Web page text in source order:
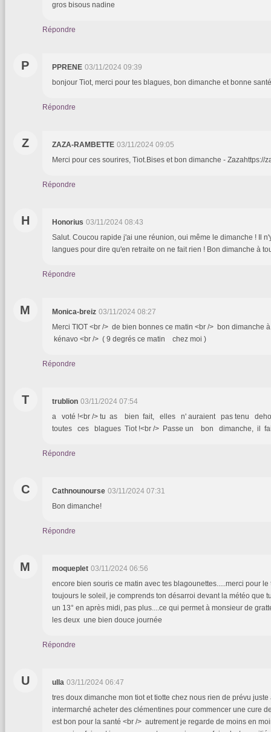
gros bisous nadine
Répondre
P PPRENE 03/11/2024 09:39
bonjour Tiot, merci pour tes blagues, bon dimanche et bonne
Répondre
Z ZAZA-RAMBETTE 03/11/2024 09:05
Merci pour ces sourires, Tiot.Bises et bon dimanche - Zazahttps://
Répondre
H Honorius 03/11/2024 08:43
Salut. Coucou rapide j'ai une réunion, oui même le dimanche ! Il
langues pour dire qu'en retraite on ne fait rien ! Bon dimanche à
Répondre
M Monica-breiz 03/11/2024 08:27
Merci TIOT <br /> de bien bonnes ce matin <br /> bon dimanche
kénavo <br /> ( 9 degrés ce matin chez moi )
Répondre
T trublion 03/11/2024 07:54
a voté !<br /> tu as bien fait, elles n' auraient pas tenu
toutes ces blagues Tiot !<br /> Passe un bon dimanche, il
Répondre
C Cathnounourse 03/11/2024 07:31
Bon dimanche!
Répondre
M moqueplet 03/11/2024 06:56
encore bien souris ce matin avec tes blagounettes.....merci pour le
toujours le soleil, je comprends ton désarroi devant la météo que
un 13° en après midi, pas plus....ce qui permet à monsieur de
les deux une bien douce journée
Répondre
U ulla 03/11/2024 06:47
tres doux dimanche mon tiot et tiotte chez nous rien de prévu
intermarché acheter des clémentines pour commencer une cure
est bon pour la santé <br /> autrement je regarde de moins en